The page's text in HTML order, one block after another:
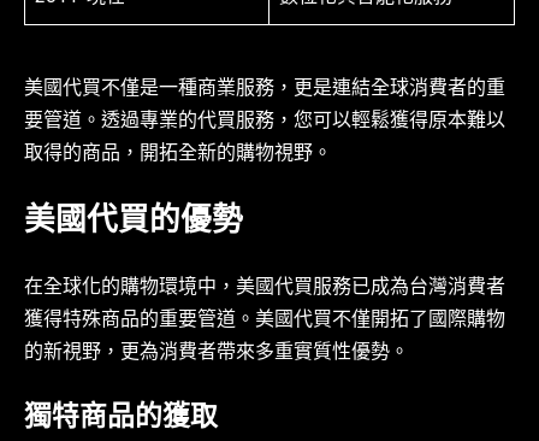
美國代買不僅是一種商業服務，更是連結全球消費者的重
要管道。透過專業的代買服務，您可以輕鬆獲得原本難以
取得的商品，開拓全新的購物視野。
美國代買的優勢
在全球化的購物環境中，美國代買服務已成為台灣消費者
獲得特殊商品的重要管道。美國代買不僅開拓了國際購物
的新視野，更為消費者帶來多重實質性優勢。
獨特商品的獲取